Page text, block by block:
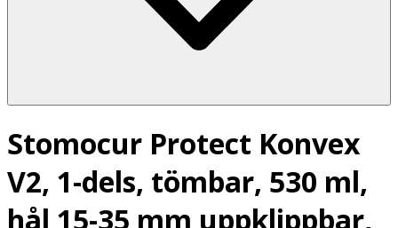
Stomocur Protect Konvex
V2, 1-dels, tömbar, 530 ml,
hål 15-35 mm uppklippbar,